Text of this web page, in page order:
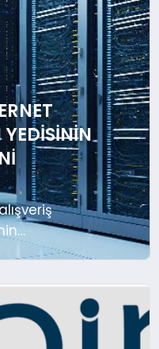
YEDISININ
Bir
yakın
web
sitesi